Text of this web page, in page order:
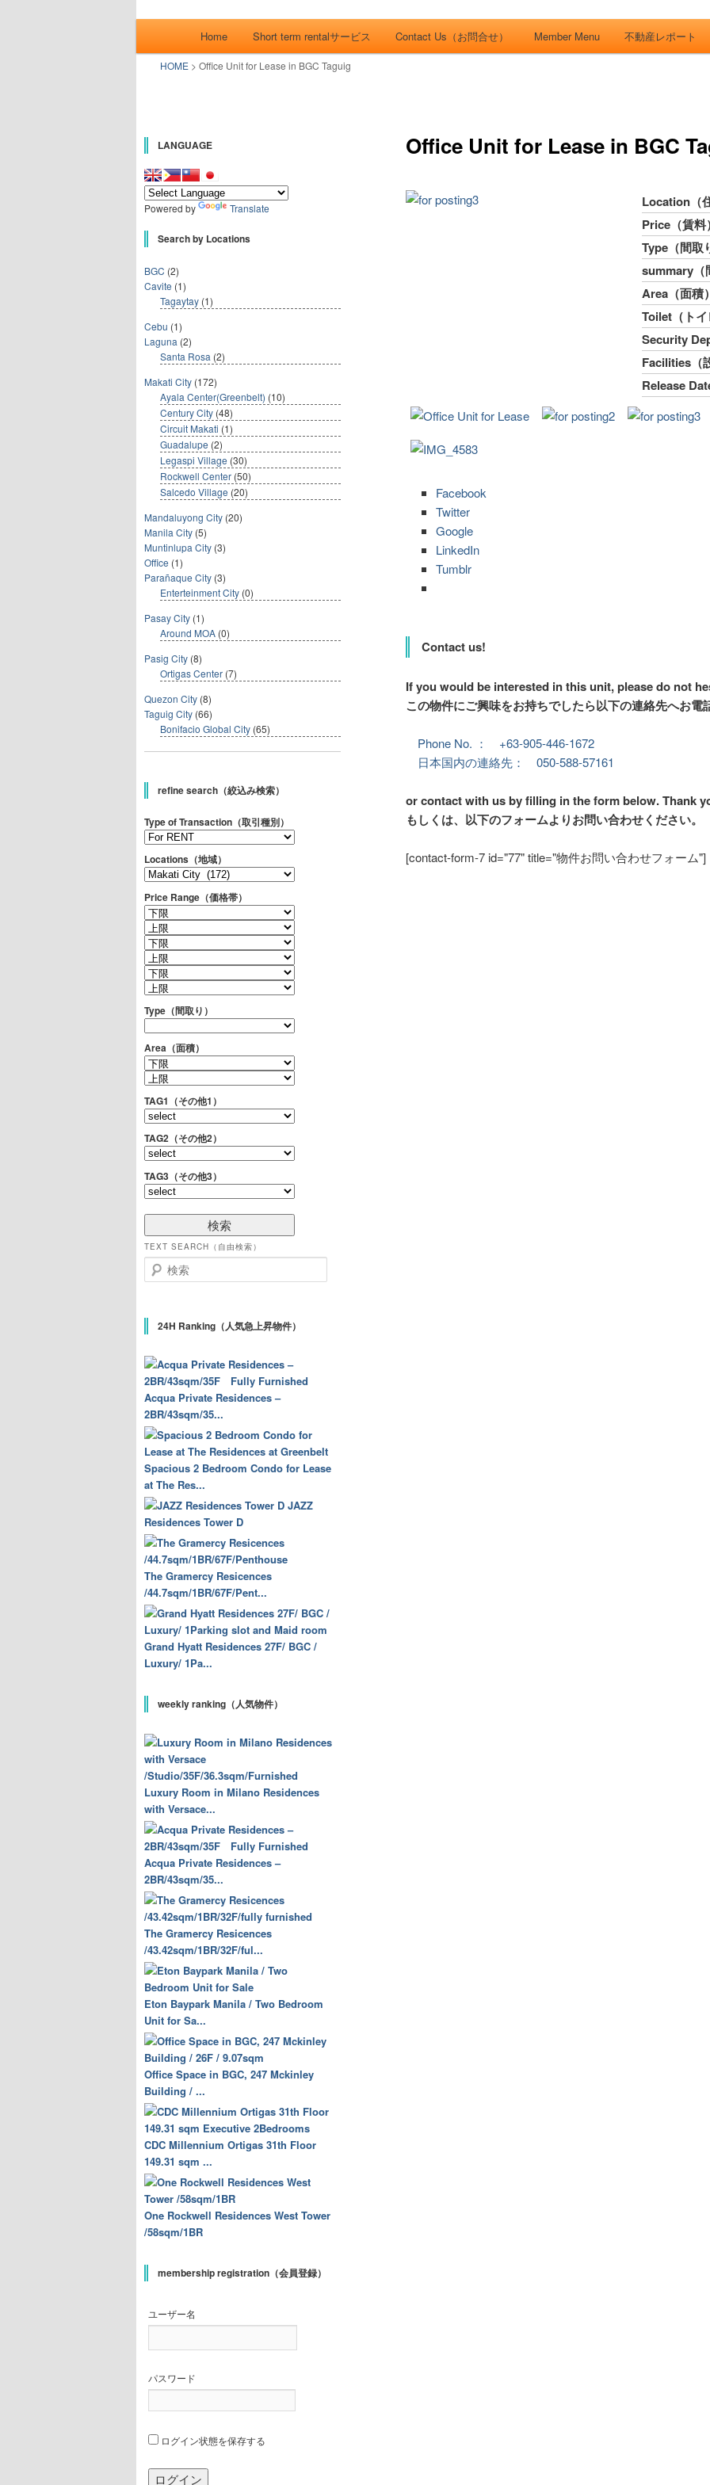
CONDO SEARCH in
MAKATI. フィリピン不動
産検索サイト「こんどマ
you can search almost condominiums around makati city. フィリピン経済の中心地マカティ周辺の不動
産投資情報です。
メインコンテンツへ移動
サブコンテンツへ移動
Home Short term rentalサービス Contact Us（お問合せ） Member Menu 不動産レポート
HOME > Office Unit for Lease in BGC Taguig
Office Unit for Lease in BGC
Location（
Price（賃料
Type（間取
summary（
Area（面積
Toilet（ト
Security
Facilities（
Release
Facebook
Twitter
Google
LinkedIn
Tumblr
Contact us!
If you would be interested in this unit, please do not
この物件にご興味をお持ちでしたら以下の連絡先へお電
Phone No. ： +63-905-446-1672
日本国内の連絡先： 050-588-57161
or contact with us by filling in the form below. Thank
もしくは、以下のフォームよりお問い合わせください。
[contact-form-7 id="77" title="物件お問い合わせフォーム"]
LANGUAGE
Powered by Translate
Search by Locations
BGC (2)
Cavite (1)
Tagaytay (1)
Cebu (1)
Laguna (2)
Santa Rosa (2)
Makati City (172)
Ayala Center(Greenbelt) (10)
Century City (48)
Circuit Makati (1)
Guadalupe (2)
Legaspi Village (30)
Rockwell Center (50)
Salcedo Village (20)
Mandaluyong City (20)
Manila City (5)
Muntinlupa City (3)
Office (1)
Parañaque City (3)
Enterteinment City (0)
Pasay City (1)
Around MOA (0)
Pasig City (8)
Ortigas Center (7)
Quezon City (8)
Taguig City (66)
Bonifacio Global City (65)
refine search（絞込み検索）
Type of Transaction（取引種別）
Locations（地域）
Price Range（価格帯）
Type（間取り）
Area（面積）
TAG1（その他1）
TAG2（その他2）
TAG3（その他3）
TEXT SEARCH（自由検索）
検索
24H Ranking（人気急上昇物件）
Acqua Private Residences –
2BR/43sqm/35...
Spacious 2 Bedroom Condo for Lease
at The Res...
JAZZ
Residences Tower D
The Gramercy Resicences
/44.7sqm/1BR/67F/Pent...
Grand Hyatt Residences 27F/ BGC /
Luxury/ 1Pa...
weekly ranking（人気物件）
Luxury Room in Milano Residences
with Versace...
Acqua Private Residences –
2BR/43sqm/35...
The Gramercy Resicences
/43.42sqm/1BR/32F/ful...
Eton Baypark Manila / Two Bedroom
Unit for Sa...
Office Space in BGC, 247 Mckinley
Building / ...
CDC Millennium Ortigas 31th Floor
149.31 sqm ...
One Rockwell Residences West Tower
/58sqm/1BR
membership registration（会員登録）
ユーザー名
パスワード
ログイン状態を保存する